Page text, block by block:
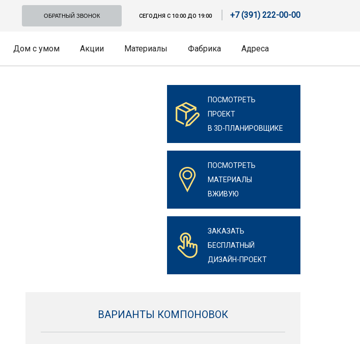
ОБРАТНЫЙ ЗВОНОК СЕГОДНЯ С 10:00 ДО 19:00 +7 (391) 222-00-00
Дом с умом Акции Материалы Фабрика Адреса
ПОСМОТРЕТЬ
ПРОЕКТ
В 3D-ПЛАНИРОВЩИКЕ
ПОСМОТРЕТЬ
МАТЕРИАЛЫ
ВЖИВУЮ
ЗАКАЗАТЬ
БЕСПЛАТНЫЙ
ДИЗАЙН-ПРОЕКТ
ВАРИАНТЫ КОМПОНОВОК